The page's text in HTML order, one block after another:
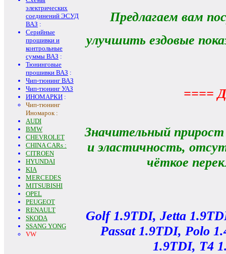
электрических
соединений ЭСУД
ВАЗ :
Серийные
прошивки и
контрольные
суммы ВАЗ :
Тюнинговые
прошивки ВАЗ :
Чип-тюнинг ВАЗ
Чип-тюнинг УАЗ
ИНОМАРКИ :
Чип-тюнинг
Иномарок :
AUDI
BMW
CHEVROLET
CHINA CARs :
CITROEN
HYUNDAI
KIA
MERCEDES
MITSUBISHI
OPEL
PEUGEOT
RENAULT
SKODA
SSANG YONG
VW
Предлагаем вам
улучшить ездовые
====
Значительный
и эластичность,
чёткое
Golf 1.9TDI, Jetta
Passat 1.9TDI, Polo
1.9TDI, T4